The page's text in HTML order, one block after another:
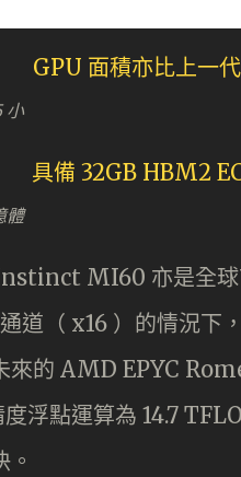
小
體
MI60 亦是全球
道（ x16 ）的情況下
來的 AMD EPYC
浮點運算為 14.7